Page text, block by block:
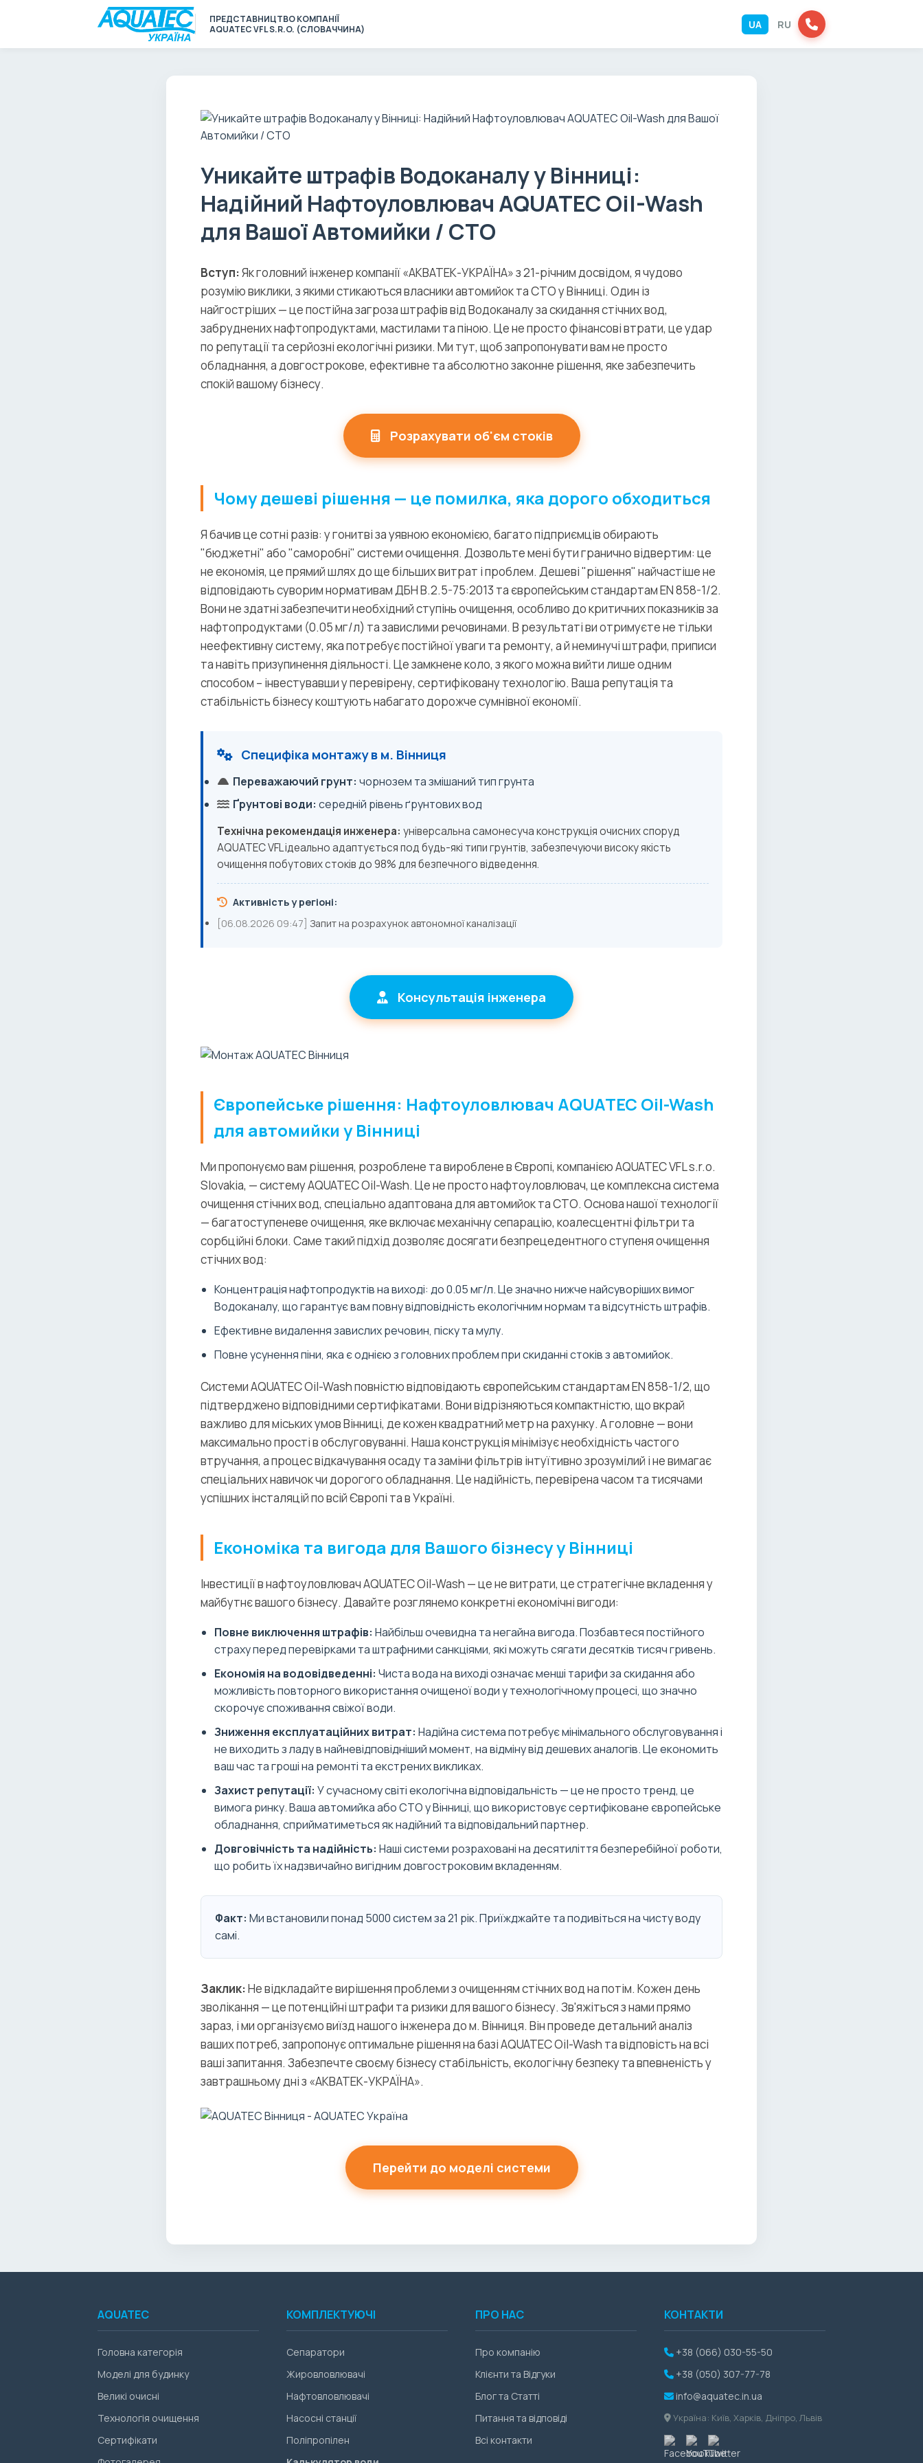
ПРЕДСТАВНИЦТВО КОМПАНІЇ
AQUATEC VFL S.R.O. (СЛОВАЧЧИНА)
UA RU
Уникайте штрафів Водоканалу у Вінниці:
Надійний Нафтоуловлювач AQUATEC Oil-Wash
для Вашої Автомийки / СТО
Вступ:Як головний інженер компанії «АКВАТЕК-УКРАЇНА» з 21-річним досвідом, я чудово
розумію виклики, з якими стикаються власники автомийок та СТО у Вінниці. Один із
найгостріших — це постійна загроза штрафів від Водоканалу за скидання стічних вод,
забруднених нафтопродуктами, мастилами та піною. Це не просто фінансові втрати, це удар
по репутації та серйозні екологічні ризики. Ми тут, щоб запропонувати вам не просто
обладнання, а довгострокове, ефективне та абсолютно законне рішення, яке забезпечить
спокій вашому бізнесу.
Розрахувати об'єм стоків
Чому дешеві рішення — це помилка, яка дорого обходиться
Я бачив це сотні разів: у гонитві за уявною економією, багато підприємців обирають
"бюджетні" або "саморобні" системи очищення. Дозвольте мені бути гранично відвертим: це
не економія, це прямий шлях до ще більших витрат і проблем. Дешеві "рішення" найчастіше не
відповідають суворим нормативам ДБН В.2.5-75:2013 та європейським стандартам EN 858-1/2.
Вони не здатні забезпечити необхідний ступінь очищення, особливо до критичних показників за
нафтопродуктами (0.05 мг/л) та завислими речовинами. В результаті ви отримуєте не тільки
неефективну систему, яка потребує постійної уваги та ремонту, а й неминучі штрафи, приписи
та навіть призупинення діяльності. Це замкнене коло, з якого можна вийти лише одним
способом – інвестувавши у перевірену, сертифіковану технологію. Ваша репутація та
стабільність бізнесу коштують набагато дорожче сумнівної економії.
Специфіка монтажу в м. Вінниця
Переважаючий грунт: чорнозем та змішаний тип грунта
Ґрунтові води: середній рівень ґрунтових вод
Технічна рекомендація инженера: універсальна самонесуча конструкція очисних споруд
AQUATEC VFL ідеально адаптується под будь-які типи грунтів, забезпечуючи високу якість
очищення побутових стоків до 98% для безпечного відведення.
Активність у регіоні:
[06.08.2026 09:47] Запит на розрахунок автономної каналізації
Консультація інженера
Європейське рішення: Нафтоуловлювач AQUATEC Oil-Wash
для автомийки у Вінниці
Ми пропонуємо вам рішення, розроблене та вироблене в Європі, компанією AQUATEC VFL s.r.o.
Slovakia, — систему AQUATEC Oil-Wash. Це не просто нафтоуловлювач, це комплексна система
очищення стічних вод, спеціально адаптована для автомийок та СТО. Основа нашої технології
— багатоступеневе очищення, яке включає механічну сепарацію, коалесцентні фільтри та
сорбційні блоки. Саме такий підхід дозволяє досягати безпрецедентного ступеня очищення
стічних вод:
Концентрація нафтопродуктів на виході: до 0.05 мг/л. Це значно нижче найсуворіших вимог
Водоканалу, що гарантує вам повну відповідність екологічним нормам та відсутність штрафів.
Ефективне видалення завислих речовин, піску та мулу.
Повне усунення піни, яка є однією з головних проблем при скиданні стоків з автомийок.
Системи AQUATEC Oil-Wash повністю відповідають європейським стандартам EN 858-1/2, що
підтверджено відповідними сертифікатами. Вони відрізняються компактністю, що вкрай
важливо для міських умов Вінниці, де кожен квадратний метр на рахунку. А головне — вони
максимально прості в обслуговуванні. Наша конструкція мінімізує необхідність частого
втручання, а процес відкачування осаду та заміни фільтрів інтуїтивно зрозумілий і не вимагає
спеціальних навичок чи дорогого обладнання. Це надійність, перевірена часом та тисячами
успішних інсталяцій по всій Європі та в Україні.
Економіка та вигода для Вашого бізнесу у Вінниці
Інвестиції в нафтоуловлювач AQUATEC Oil-Wash — це не витрати, це стратегічне вкладення у
майбутнє вашого бізнесу. Давайте розглянемо конкретні економічні вигоди:
Повне виключення штрафів: Найбільш очевидна та негайна вигода. Позбавтеся постійного
страху перед перевірками та штрафними санкціями, які можуть сягати десятків тисяч гривень.
Економія на водовідведенні: Чиста вода на виході означає менші тарифи за скидання або
можливість повторного використання очищеної води у технологічному процесі, що значно
скорочує споживання свіжої води.
Зниження експлуатаційних витрат: Надійна система потребує мінімального обслуговування і
не виходить з ладу в найневідповідніший момент, на відміну від дешевих аналогів. Це економить
ваш час та гроші на ремонті та екстрених викликах.
Захист репутації: У сучасному світі екологічна відповідальність — це не просто тренд, це
вимога ринку. Ваша автомийка або СТО у Вінниці, що використовує сертифіковане європейське
обладнання, сприйматиметься як надійний та відповідальний партнер.
Довговічність та надійність: Наші системи розраховані на десятиліття безперебійної роботи,
що робить їх надзвичайно вигідним довгостроковим вкладенням.
Факт: Ми встановили понад 5000 систем за 21 рік. Приїжджайте та подивіться на чисту воду
самі.
Заклик:Не відкладайте вирішення проблеми з очищенням стічних вод на потім. Кожен день
зволікання — це потенційні штрафи та ризики для вашого бізнесу. Зв'яжіться з нами прямо
зараз, і ми організуємо виїзд нашого інженера до м. Вінниця. Він проведе детальний аналіз
ваших потреб, запропонує оптимальне рішення на базі AQUATEC Oil-Wash та відповість на всі
ваші запитання. Забезпечте своєму бізнесу стабільність, екологічну безпеку та впевненість у
завтрашньому дні з «АКВАТЕК-УКРАЇНА».
Перейти до моделі системи
AQUATEC
Головна категорія
Моделі для будинку
Великі очисні
Технологія очищення
Сертифікати
КОМПЛЕКТУЮЧІ
Сепаратори
Жировловлювачі
Нафтовловлювачі
Насосні станції
Поліпропілен
ПРО НАС
Про компанію
Клієнти та Відгуки
Блог та Статті
Питання та відповіді
Всі контакти
КОНТАКТИ
+38 (066) 030-55-50
+38 (050) 307-77-78
info@aquatec.in.ua
Україна: Київ, Харків, Дніпро, Львів